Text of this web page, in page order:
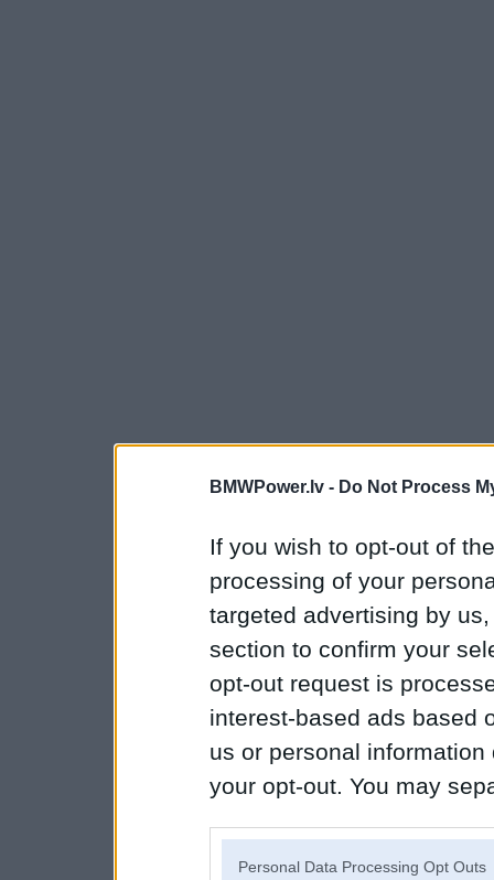
BMWPower.lv - Do Not Process
If you wish to opt-out of
processing of your
targeted advertising by
section to confirm your
opt-out request is
interest-based ads based
us or personal
your opt-out. You may
Personal Data Processing Opt Outs